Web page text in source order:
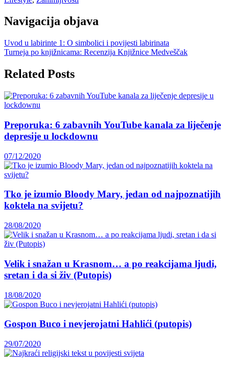
Navigacija objava
Uvod u labirinte 1: O simbolici i povijesti labirinata
Turneja po knjižnicama: Recenzija Knjižnice Medveščak
Related Posts
Preporuka: 6 zabavnih YouTube kanala za liječenje
depresije u lockdownu
07/12/2020
Tko je izumio Bloody Mary, jedan od najpoznatijih
koktela na svijetu?
28/08/2020
Velik i snažan u Krasnom… a po reakcijama ljudi,
sretan i da si živ (Putopis)
18/08/2020
Gospon Buco i nevjerojatni Hahlići (putopis)
29/07/2020